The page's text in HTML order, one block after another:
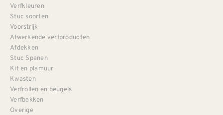
Verfkleuren
Stuc soorten
Voorstrijk
Afwerkende verfproducten
Afdekken
Stuc Spanen
Kit en plamuur
Kwasten
Verfrollen en beugels
Verfbakken
Overige